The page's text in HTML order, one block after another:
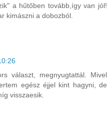
a hűtőben tovább,így van jól!
kimászni a dobozból.
választ, megnyugtattál. Mivel
egész éjjel kint hagyni, de
visszaesik.